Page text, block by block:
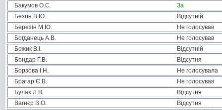
Бакумов О.С.
За
Безгін В.Ю.
Відсутній
Березін М.Ю.
Не голосував
Богданець А.В.
Не голосував
Божик В.І.
Відсутній
Бондар Г.В.
Відсутня
Борзова І.Н.
Не голосувала
Брагар Є.В.
Не голосував
Булах Л.В.
Відсутня
Вагнєр В.О.
Відсутня